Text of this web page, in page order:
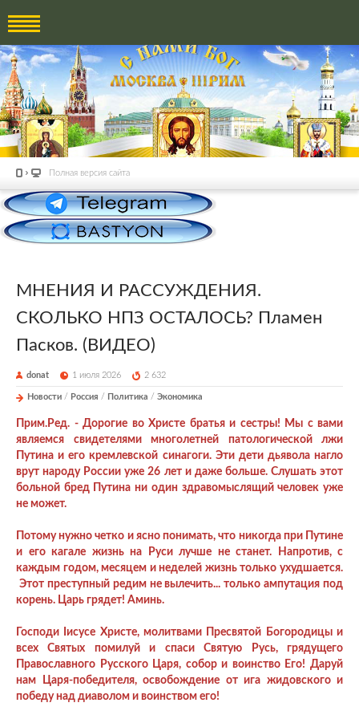
Полная версия сайта
МНЕНИЯ И РАССУЖДЕНИЯ.
СКОЛЬКО НПЗ ОСТАЛОСЬ? Пламен
Пасков. (ВИДЕО)
donat 1 июля 2026 2 632
Новости / Россия / Политика / Экономика
Прим.Ред. - Дорогие во Христе братья и сестры! Мы с вами
являемся свидетелями многолетней патологической лжи
Путина и его кремлевской синагоги. Эти дети дьявола нагло
врут народу России уже 26 лет и даже больше. Слушать этот
больной бред Путина ни один здравомыслящий человек уже
не может.
Потому нужно четко и ясно понимать, что никогда при Путине
и его кагале жизнь на Руси лучше не станет. Напротив, с
каждым годом, месяцем и неделей жизнь только ухудшается.
Этот преступный редим не вылечить... только ампутация под
корень. Царь грядет! Аминь.
Господи Iисусе Христе, молитвами Пресвятой Богородицы и
всех Святых помилуй и спаси Святую Русь, грядущего
Православного Русского Царя, собор и воинство Его! Даруй
нам Царя-победителя, освобождение от ига жидовского и
победу над диаволом и воинством его!